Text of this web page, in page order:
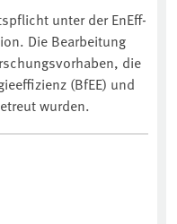
unter der EnEff-
Die Bearbeitung
die
(BfEE) und
wurden.